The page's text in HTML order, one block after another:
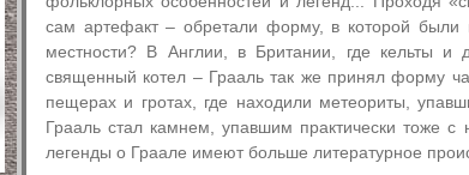
сам артефакт – обретали форму, в которой
местности? В Англии, в Британии, где кельты
священный котел – Грааль так же принял форму
пещерах и гротах, где находили метеориты,
Грааль стал камнем, упавшим практически тоже с
легенды о Граале имеют больше литературное